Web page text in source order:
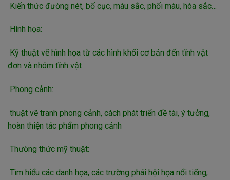
Kiến thức đường nét, bố cục, màu sắc, phối màu, hòa sắc…
Hình họa:
Kỹ thuật vẽ hình họa từ các hình khối cơ bản đến tĩnh vật
đơn và nhóm tĩnh vật
Phong cảnh:
thuật vẽ tranh phong cảnh, cách phát triển đề tài, ý tưởng,
hoàn thiện tác phẩm phong cảnh
Thường thức mỹ thuật:
Tìm hiểu các danh họa, các trường phái hội họa nổi tiếng,